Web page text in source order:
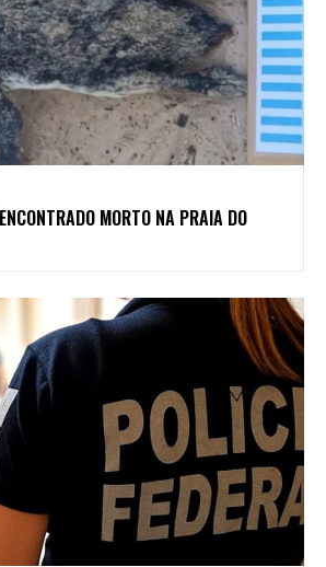
MORTO NA PRAIA DO